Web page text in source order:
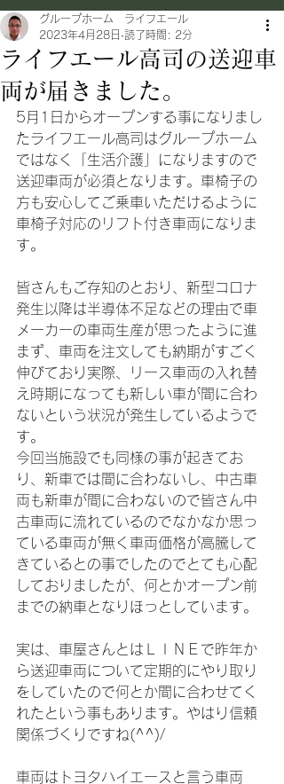
ライフエール高司の送迎車
両が届きました。
グループホーム ライフエール
2023年4月28日 読了時間: 2分
5月1日からオープンする事になりまし
たライフエール高司はグループホーム
ではなく「生活介護」になりますので
送迎車両が必須となります。車椅子の
方も安心してご乗車いただけるように
車椅子対応のリフト付き車両になりま
す。
皆さんもご存知のとおり、新型コロナ
発生以降は半導体不足などの理由で車
メーカーの車両生産が思ったように進
まず、車両を注文しても納期がすごく
伸びており実際、リース車両の入れ替
え時期になっても新しい車が間に合わ
ないという状況が発生しているようで
す。
今回当施設でも同様の事が起きてお
り、新車では間に合わないし、中古車
両も新車が間に合わないので皆さん中
古車両に流れているのでなかなか思っ
ている車両が無く車両価格が高騰して
きているとの事でしたのでとても心配
しておりましたが、何とかオープン前
までの納車となりほっとしています。
実は、車屋さんとはＬＩＮＥで昨年か
ら送迎車両について定期的にやり取り
をしていたので何とか間に合わせてく
れたという事もあります。やはり信頼
関係づくりですね(^^)/
車両はトヨタハイエースと言う車両